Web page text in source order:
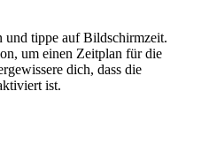
und tippe auf Bildschirmzeit.
um einen Zeitplan für die
dich, dass die
ist.